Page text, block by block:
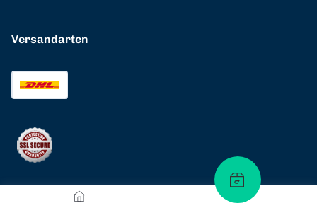
Versandarten